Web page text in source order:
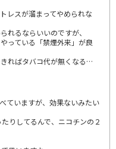
レスが溜まってやめられな
れるならいいのですが、
っている「禁煙外来」が良
ればタバコ代が無くなる…
ていますが、効果ないみたい
りしてるんで、ニコチンの２